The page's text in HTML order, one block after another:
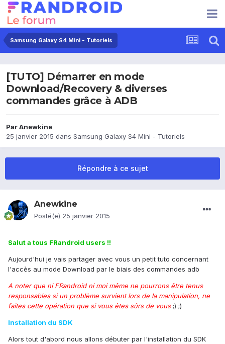
Samsung Galaxy S4 Mini - Tutoriels
[TUTO] Démarrer en mode
Download/Recovery & diverses
commandes grâce à ADB
ParAnewkine
25 janvier 2015 dans Samsung Galaxy S4 Mini - Tutoriels
Répondre à ce sujet
Anewkine
Posté(e) 25 janvier 2015
Salut a tous FRandroid users !!
Aujourd'hui je vais partager avec vous un petit tuto concernant
l'accès au mode Download par le biais des commandes adb
A noter que ni FRandroid ni moi même ne pourrons être tenus
responsables si un problème survient lors de la manipulation, ne
faites cette opération que si vous êtes sûrs de vous;) ;)
Installation du SDK
Alors tout d'abord nous allons débuter par l'installation du SDK